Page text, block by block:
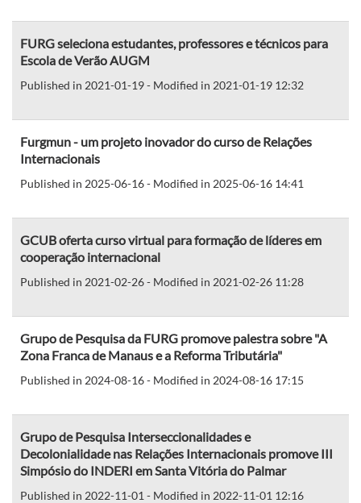
FURG seleciona estudantes, professores e técnicos para
Escola de Verão AUGM
Published in 2021-01-19 - Modified in 2021-01-19 12:32
Furgmun - um projeto inovador do curso de Relações
Internacionais
Published in 2025-06-16 - Modified in 2025-06-16 14:41
GCUB oferta curso virtual para formação de líderes em
cooperação internacional
Published in 2021-02-26 - Modified in 2021-02-26 11:28
Grupo de Pesquisa da FURG promove palestra sobre "A
Zona Franca de Manaus e a Reforma Tributária"
Published in 2024-08-16 - Modified in 2024-08-16 17:15
Grupo de Pesquisa Interseccionalidades e
Decolonialidade nas Relações Internacionais promove III
Simpósio do INDERI em Santa Vitória do Palmar
Published in 2022-11-01 - Modified in 2022-11-01 12:16